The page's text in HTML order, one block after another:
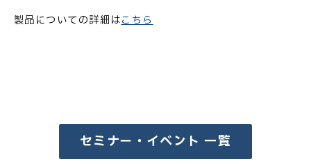
製品についての詳細はこちら
セミナー・イベント 一覧